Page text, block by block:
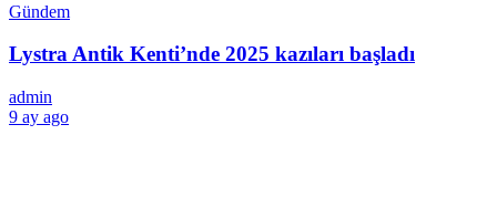
Gündem
Lystra Antik Kenti’nde 2025 kazıları başladı
admin
9 ay ago